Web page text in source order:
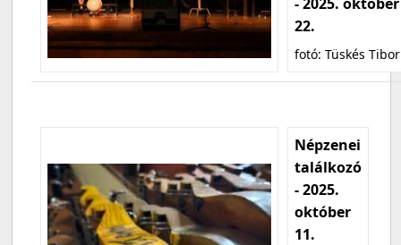
22.
fotó: Tüskés Tibor
Népzenei
találkozó
- 2025.
október
11.